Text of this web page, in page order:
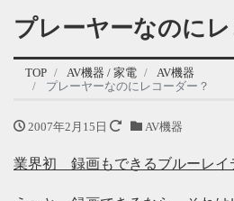
プレーヤーなのにレ
TOP AV機器 / 家電
AV機器
プレーヤーなのにレコーダー？
2007年2月15日 AV機器
業界初 録画もできるブルーレイ